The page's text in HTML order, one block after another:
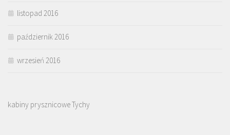
listopad 2016
październik 2016
wrzesień 2016
kabiny prysznicowe Tychy